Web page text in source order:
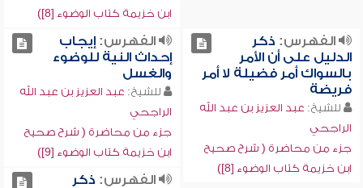
ابن خزيمة كتاب الوضوء [8])
الفهرس: ذكر
الدليل على أن الأمر
بالسواك أمر فضيلة لا أمر
فريضة
للشيخ: عبد العزيز بن عبد الله
الراجحي
جزء من محاضرة ( شرح صحيح
ابن خزيمة كتاب الوضوء [8])
الفهرس:إيجاب
إحداث النية للوضوء
والغسل
للشيخ: عبد العزيز بن عبد الله
الراجحي
جزء من محاضرة ( شرح صحيح
ابن خزيمة كتاب الوضوء [9])
الفهرس: ذكر